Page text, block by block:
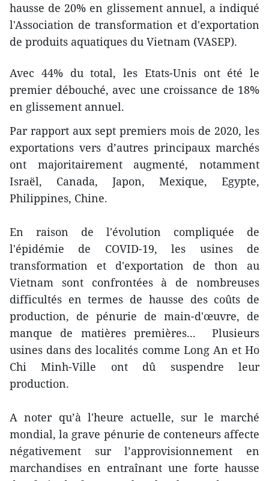
hausse de 20% en glissement annuel, a indiqué
l'Association de transformation et d'exportation
de produits aquatiques du Vietnam (VASEP).
Avec 44% du total, les Etats-Unis ont été le
premier débouché, avec une croissance de 18%
en glissement annuel.
Par rapport aux sept premiers mois de 2020, les
exportations vers d’autres principaux marchés
ont majoritairement augmenté, notamment
Israël, Canada, Japon, Mexique, Egypte,
Philippines, Chine.
En raison de l'évolution compliquée de
l'épidémie de COVID-19, les usines de
transformation et d'exportation de thon au
Vietnam sont confrontées à de nombreuses
difficultés en termes de hausse des coûts de
production, de pénurie de main-d'œuvre, de
manque de matières premières... Plusieurs
usines dans des localités comme Long An et Ho
Chi Minh-Ville ont dû suspendre leur
production.
A noter qu’à l'heure actuelle, sur le marché
mondial, la grave pénurie de conteneurs affecte
négativement sur l’approvisionnement en
marchandises en entraînant une forte hausse